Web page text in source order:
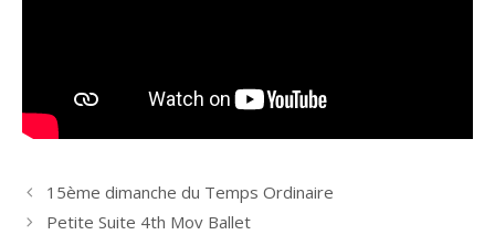
15ème dimanche du Temps Ordinaire
Petite Suite 4th Mov Ballet